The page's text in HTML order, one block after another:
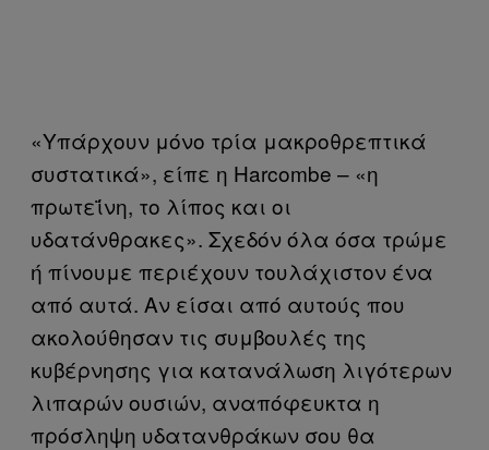
«Υπάρχουν μόνο τρία μακροθρεπτικά
συστατικά», είπε η Harcombe – «η
πρωτεΐνη, το λίπος και οι
υδατάνθρακες». Σχεδόν όλα όσα τρώμε
ή πίνουμε περιέχουν τουλάχιστον ένα
από αυτά. Αν είσαι από αυτούς που
ακολούθησαν τις συμβουλές της
κυβέρνησης για κατανάλωση λιγότερων
λιπαρών ουσιών, αναπόφευκτα η
πρόσληψη υδατανθράκων σου θα